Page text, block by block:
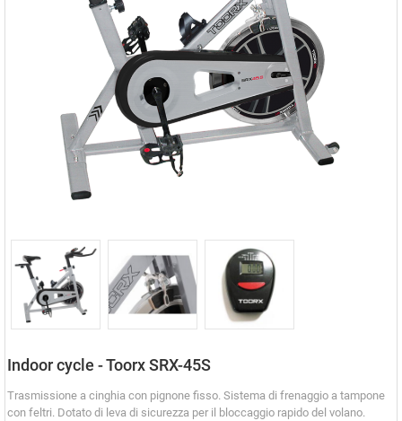
Indoor cycle - Toorx SRX-45S
Trasmissione a cinghia con pignone fisso. Sistema di frenaggio a tampone
con feltri. Dotato di leva di sicurezza per il bloccaggio rapido del volano.